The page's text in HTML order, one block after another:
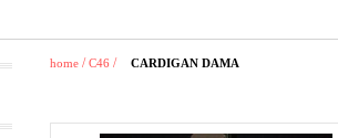
home / C46 / CARDIGAN DAMA